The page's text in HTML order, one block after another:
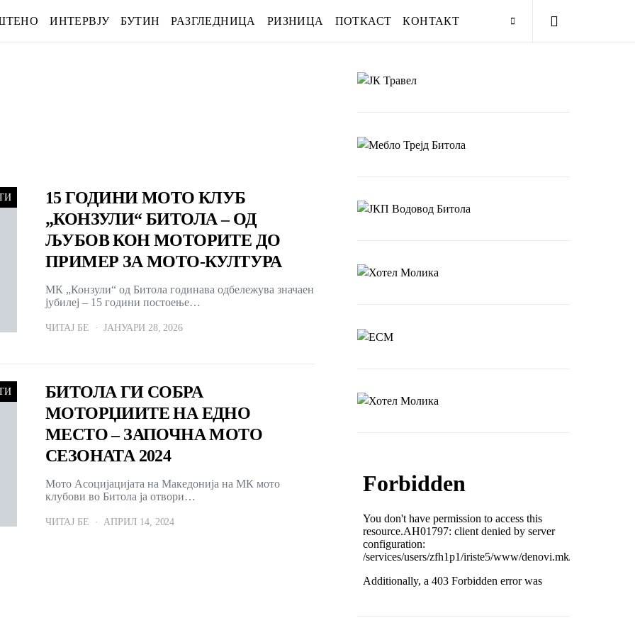
ИНТЕРВЈУ БУТИН РАЗГЛЕДНИЦА РИЗНИЦА ПОТКАСТ КОНТАКТ
15 ГОДИНИ МОТО КЛУБ
„КОНЗУЛИ“ БИТОЛА – ОД
ЉУБОВ КОН МОТОРИТЕ ДО
ПРИМЕР ЗА МОТО-КУЛТУРА
МК „Конзули“ од Битола годинава одбележува значаен
јубилеј – 15 години постоење…
ЧИТАЈ БЕ ЈАНУАРИ 28, 2026
БИТОЛА ГИ СОБРА
МОТОРЏИИТЕ НА ЕДНО
МЕСТО – ЗАПОЧНА МОТО
СЕЗОНАТА 2024
Мото Асоцијацијата на Македонија на МК мото
клубови во Битола ја отвори…
ЧИТАЈ БЕ АПРИЛ 14, 2024